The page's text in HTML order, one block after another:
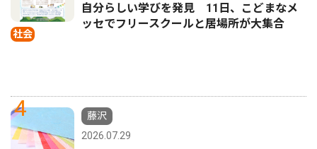
社会
自分らしい学びを発見 11日、こどまなメ
ッセでフリースクールと居場所が大集合
4
藤沢
2026.07.29